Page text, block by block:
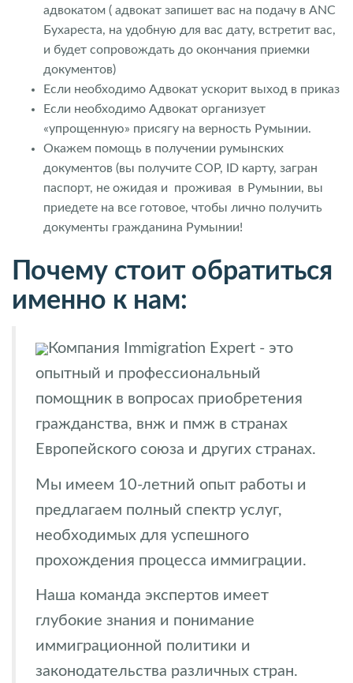
адвокатом ( адвокат запишет вас на подачу в ANC
Бухареста, на удобную для вас дату, встретит вас,
и будет сопровождать до окончания приемки
документов)
Если необходимо Адвокат ускорит выход в приказ
Если необходимо Адвокат организует
«упрощенную» присягу на верность Румынии.
Окажем помощь в получении румынских
документов (вы получите СОР, ID карту, загран
паспорт, не ожидая и проживая в Румынии, вы
приедете на все готовое, чтобы лично получить
документы гражданина Румынии!
Почему стоит обратиться
именно к нам:
Компания Immigration Expert - это
опытный и профессиональный
помощник в вопросах приобретения
гражданства, внж и пмж в странах
Европейского союза и других странах.
Мы имеем 10-летний опыт работы и
предлагаем полный спектр услуг,
необходимых для успешного
прохождения процесса иммиграции.
Наша команда экспертов имеет
глубокие знания и понимание
иммиграционной политики и
законодательства различных стран.